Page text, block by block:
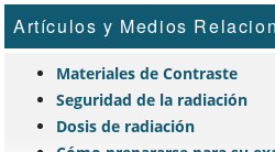
Artículos y Medios
Materiales de Contraste
Seguridad de la radiación
Dosis de radiación